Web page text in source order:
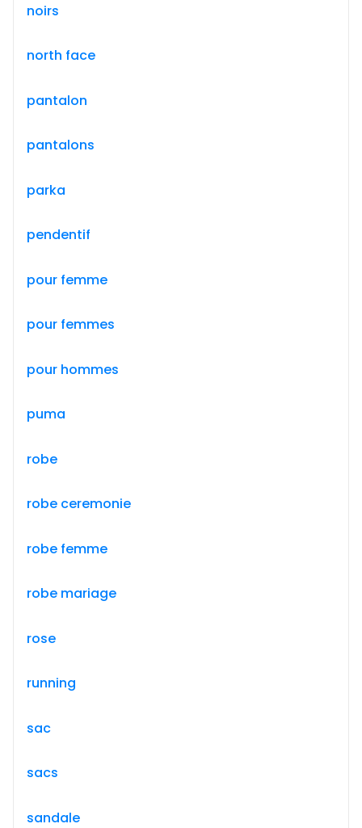
noirs
north face
pantalon
pantalons
parka
pendentif
pour femme
pour femmes
pour hommes
puma
robe
robe ceremonie
robe femme
robe mariage
rose
running
sac
sacs
sandale